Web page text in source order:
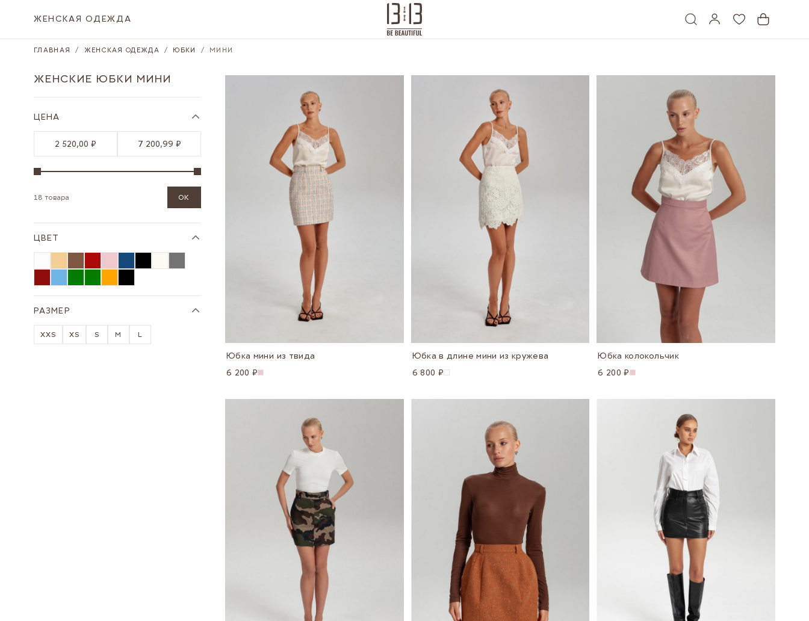
ЖЕНСКАЯ ОДЕЖДА
ГЛАВНАЯ / ЖЕНСКАЯ ОДЕЖДА / ЮБКИ / МИНИ
ЖЕНСКИЕ ЮБКИ МИНИ
ЦЕНА
2 520,00 ₽ 7 200,99 ₽
18 товара OK
ЦВЕТ
РАЗМЕР
XXS XS S M L
Юбка мини из твида
6 200 ₽
Юбка в длине мини из кружева
6 800 ₽
Юбка колокольчик
6 200 ₽